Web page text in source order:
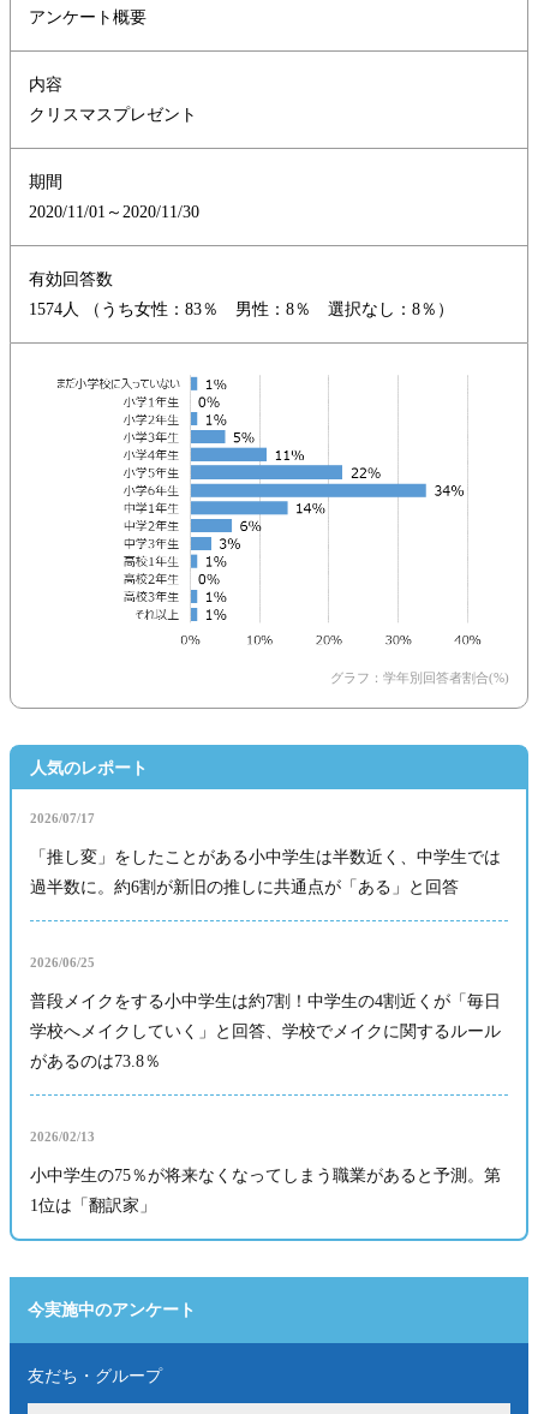
アンケート概要
内容
クリスマスプレゼント
期間
2020/11/01～2020/11/30
有効回答数
1574人 （うち女性：83％ 男性：8％ 選択なし：8％）
グラフ：学年別回答者割合(%)
人気のレポート
2026/07/17
「推し変」をしたことがある小中学生は半数近く、中学生では
過半数に。約6割が新旧の推しに共通点が「ある」と回答
2026/06/25
普段メイクをする小中学生は約7割！中学生の4割近くが「毎日
学校へメイクしていく」と回答、学校でメイクに関するルール
があるのは73.8％
2026/02/13
小中学生の75％が将来なくなってしまう職業があると予測。第
1位は「翻訳家」
今実施中のアンケート
友だち・グループ